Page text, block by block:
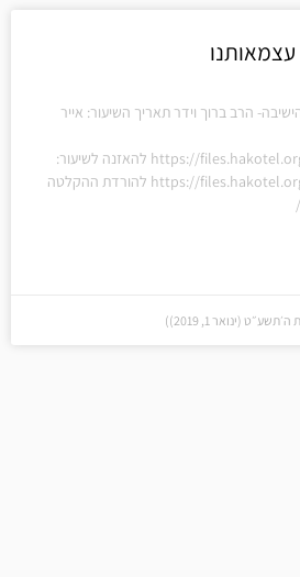
הרב ברוך וידר תאריך השיעור: אייר
https://files.hakotel.org.il/shiurim/26329.mp4 להאזנה לשיעור:
https://files.hakotel.org.il/shiurim/26329.mp3 להורדת ההקלטה
(ינואר 1, 2019))